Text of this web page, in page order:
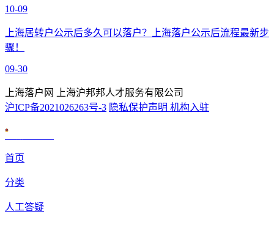
10-09
上海居转户公示后多久可以落户？上海落户公示后流程最新步
骤！
09-30
上海落户网 上海沪邦邦人才服务有限公司
沪ICP备2021026263号-3 隐私保护声明 机构入驻
首页
分类
人工答疑